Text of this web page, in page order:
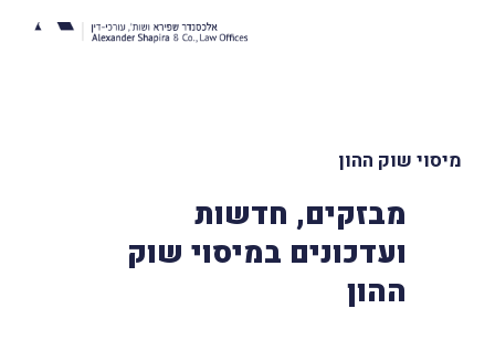
מיסוי שוק ההון
מבזקים, חדשות
ועדכונים במיסוי שוק
ההון